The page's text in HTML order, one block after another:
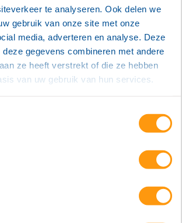
te analyseren. Ook delen we
gebruik van onze site met onze
media, adverteren en analyse. Deze
deze gegevens combineren met andere
ze heeft verstrekt of die ze hebben
van uw gebruik van hun services.
een MSP de prioriteiten liggen. Je wil je
support en beheer bieden. Daarom vullen
aan met een hoog kennisniveau aan de tafel,